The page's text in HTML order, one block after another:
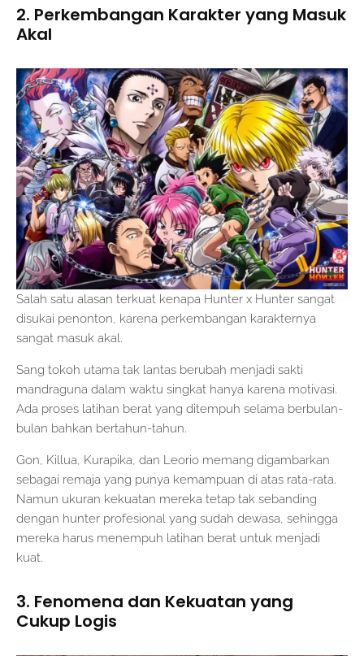
2. Perkembangan Karakter yang Masuk
Akal
Salah satu alasan terkuat kenapa Hunter x Hunter sangat
disukai penonton, karena perkembangan karakternya
sangat masuk akal.
Sang tokoh utama tak lantas berubah menjadi sakti
mandraguna dalam waktu singkat hanya karena motivasi.
Ada proses latihan berat yang ditempuh selama berbulan-
bulan bahkan bertahun-tahun.
Gon, Killua, Kurapika, dan Leorio memang digambarkan
sebagai remaja yang punya kemampuan di atas rata-rata.
Namun ukuran kekuatan mereka tetap tak sebanding
dengan hunter profesional yang sudah dewasa, sehingga
mereka harus menempuh latihan berat untuk menjadi
kuat.
3. Fenomena dan Kekuatan yang
Cukup Logis